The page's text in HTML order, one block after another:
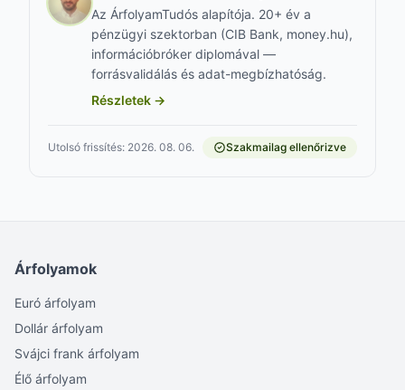
Az ÁrfolyamTudós alapítója. 20+ év a
pénzügyi szektorban (CIB Bank, money.hu),
információbróker diplomával —
forrásvalidálás és adat-megbízhatóság.
Részletek →
Utolsó frissítés: 2026. 08. 06. Szakmailag ellenőrizve
Árfolyamok
Euró árfolyam
Dollár árfolyam
Svájci frank árfolyam
Élő árfolyam